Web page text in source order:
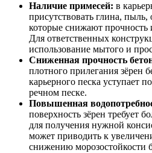
Наличие примесей: в
присутствовать глина,
которые снижают прочность
Для ответственных
использование мытого и
Сниженная прочность
плотного прилегания зёрен
карьерного песка уступает
речном песке.
Повышенная
поверхность зёрен требует
для получения нужной
может приводить к
снижению морозостойкости